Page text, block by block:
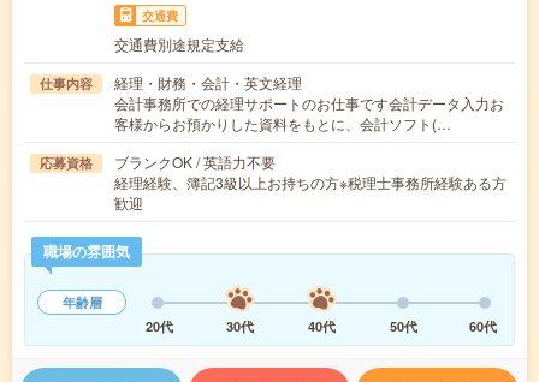
交通費
交通費別途規定支給
仕事内容
経理・財務・会計・英文経理
会計事務所での経理サポートのお仕事です会計データ入力お
客様からお預かりした資料をもとに、会計ソフト(…
応募資格
ブランクOK / 英語力不要
経理経験、簿記3級以上お持ちの方※税理士事務所経験ある方
歓迎
職場の雰囲気
年齢層
20代
30代 40代 50代 60代